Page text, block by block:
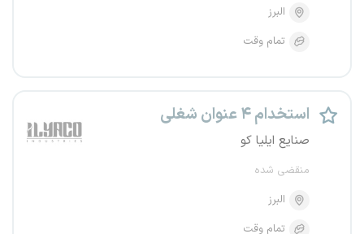
البرز
تمام وقت
استخدام ۴ عنوان شغلی
صنایع ایلیا کو
منقضی شده
البرز
تمام وقت